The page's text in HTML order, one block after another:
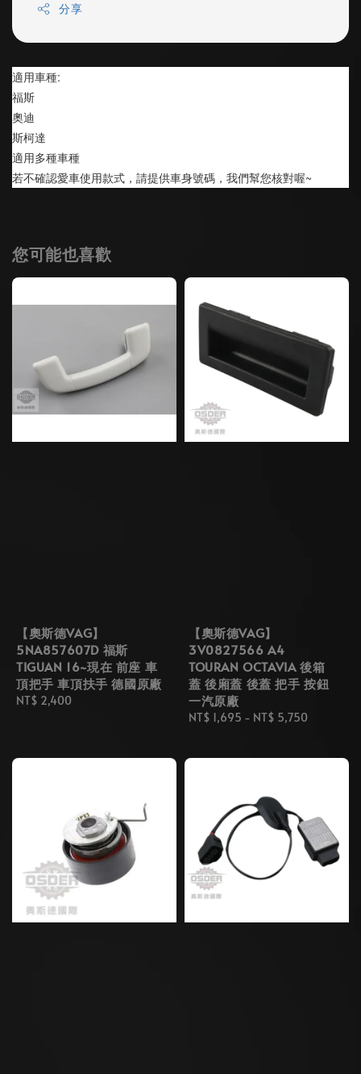
分享
適用車種:
福斯
奧迪
斯柯達
適用多種車種
若不確認愛車使用款式，請提供車身號碼，我們幫您核對喔~
您可能也喜歡
【奧斯德VAG】
5NA857607D 福斯
TIGUAN 16~現在 前座 車
頂把手 車頂扶手 德國原廠
Regular
NT$ 2,400
【奧斯德VAG】
3V0827566 A4
TOURAN OCTAVIA 後箱
蓋 後廂蓋 後蓋 把手 按鈕
一汽原廠
Regular
NT$ 1,695 - NT$ 5,750